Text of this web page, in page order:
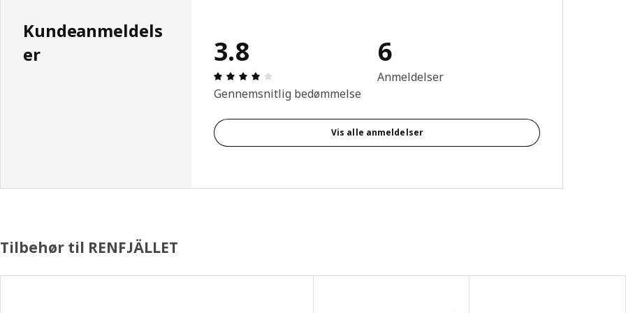
Kundeanmeldels
er
3.8
Anmeldelse: 3.8 Ud af 5 Stjerner. Anmeldelser i alt: 6
Gennemsnitlig bedømmelse
6
Anmeldelser
Vis alle anmeldelser
Tilbehør til RENFJÄLLET